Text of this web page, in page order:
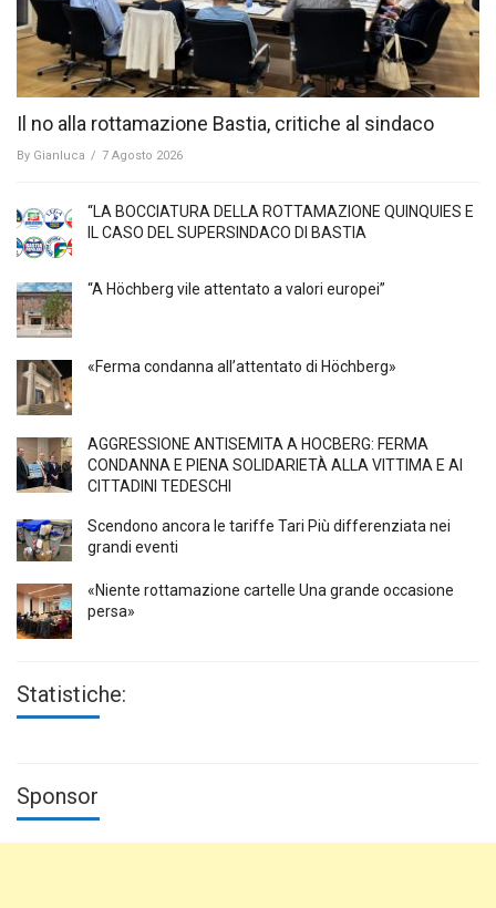
Il no alla rottamazione Bastia, critiche al sindaco
By Gianluca / 7 Agosto 2026
“LA BOCCIATURA DELLA ROTTAMAZIONE QUINQUIES E
IL CASO DEL SUPERSINDACO DI BASTIA
“A Höchberg vile attentato a valori europei”
«Ferma condanna all’attentato di Höchberg»
AGGRESSIONE ANTISEMITA A HÖCBERG: FERMA
CONDANNA E PIENA SOLIDARIETÀ ALLA VITTIMA E AI
CITTADINI TEDESCHI
Scendono ancora le tariffe Tari Più differenziata nei
grandi eventi
«Niente rottamazione cartelle Una grande occasione
persa»
Statistiche:
Sponsor